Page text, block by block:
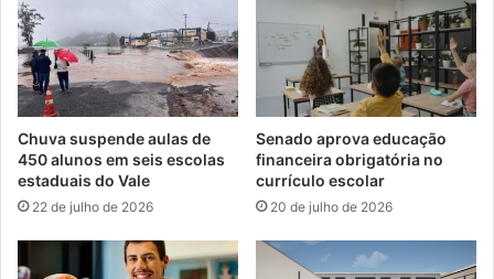
Chuva suspende aulas de
450 alunos em seis escolas
estaduais do Vale
22 de julho de 2026
Senado aprova educação
financeira obrigatória no
currículo escolar
20 de julho de 2026